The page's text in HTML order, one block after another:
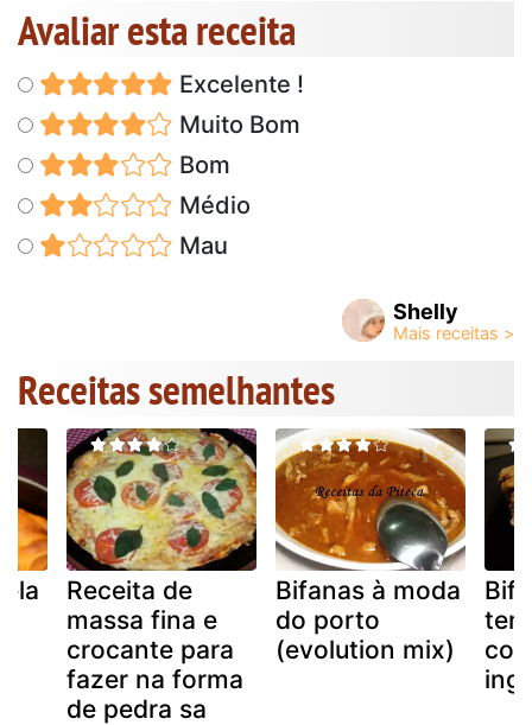
Avaliar esta receita
Excelente !
Muito Bom
Bom
Médio
Mau
Shelly
Receitas semelhantes
Receita de
massa fina e
crocante para
fazer na forma
de pedra sa
Bifanas à moda
do porto
(evolution mix)